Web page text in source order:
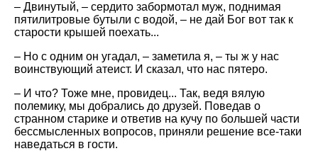
– Двинутый, – сердито забормотал муж, поднимая
пятилитровые бутыли с водой, – не дай Бог вот так к
старости крышей поехать...
– Но с одним он угадал, – заметила я, – ты ж у нас
воинствующий атеист. И сказал, что нас пятеро.
– И что? Тоже мне, провидец... Так, ведя вялую
полемику, мы добрались до друзей. Поведав о
странном старике и ответив на кучу по большей части
бессмысленных вопросов, приняли решение все-таки
наведаться в гости.